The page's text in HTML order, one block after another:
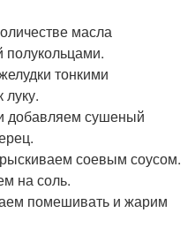
масла
тонкими
добавляем сушеный
соевым соусом.
на соль.
помешивать и жарим